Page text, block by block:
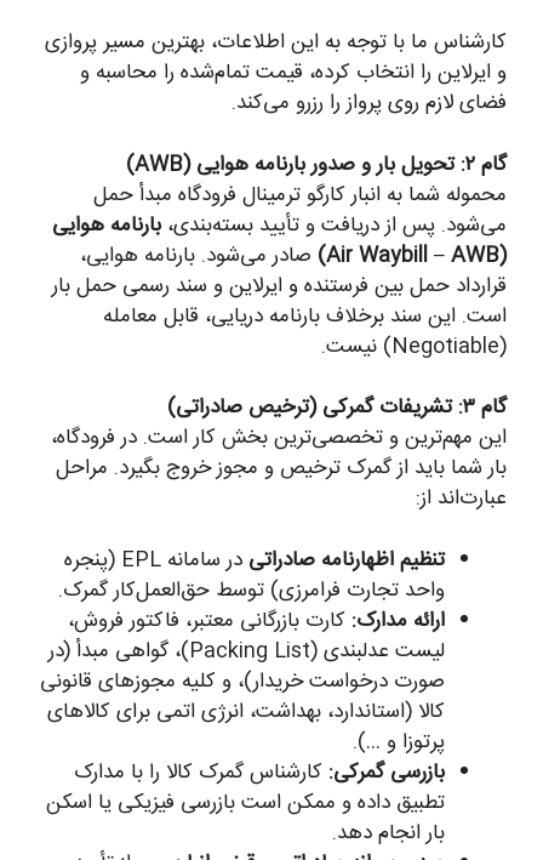
کارشناس ما با توجه به این اطلاعات، بهترین مسیر پروازی
و ایرلاین را انتخاب کرده، قیمت تمام‌شده را محاسبه و
فضای لازم روی پرواز را رزرو می‌کند.
محموله شما به انبار کارگو ترمینال فرودگاه مبدأ حمل
می‌شود. پس از دریافت و تأیید بسته‌بندی،بارنامه هوایی
صادر می‌شود. بارنامه هوایی،
قرارداد حمل بین فرستنده و ایرلاین و سند رسمی حمل بار
است. این سند برخلاف بارنامه دریایی، قابل معامله
این مهم‌ترین و تخصصی‌ترین بخش کار است. در فرودگاه،
بار شما باید از گمرک ترخیص و مجوز خروج بگیرد. مراحل
عبارت‌اند از:
تنظیم اظهارنامه صادراتی
در سامانه EPL (پنجره
واحد تجارت فرامرزی) توسط حق‌العمل‌کار گمرک.
ارائه مدارک:کارت بازرگانی معتبر، فاکتور فروش،
لیست عدلبندی (Packing List)، گواهی مبدأ (در
صورت درخواست خریدار)، و کلیه مجوزهای قانونی
کالا (استاندارد، بهداشت، انرژی اتمی برای کالاهای
پرتوزا و …).
بازرسی گمرکی:کارشناس گمرک کالا را با مدارک
تطبیق داده و ممکن است بازرسی فیزیکی یا اسکن
بار انجام دهد.